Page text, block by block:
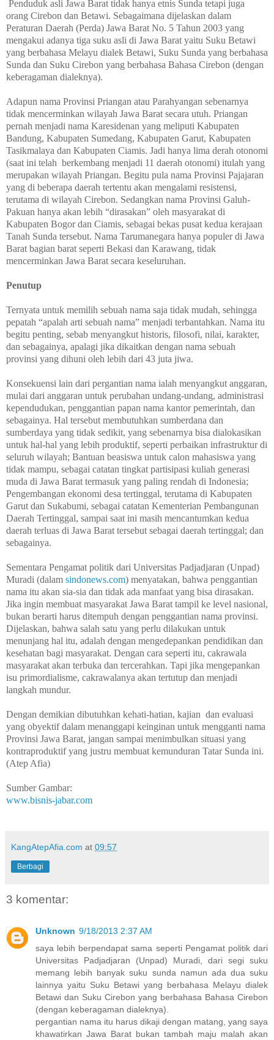
Penduduk asli Jawa Barat tidak hanya etnis Sunda tetapi juga
orang Cirebon dan Betawi. Sebagaimana dijelaskan dalam
Peraturan Daerah (Perda) Jawa Barat No. 5 Tahun 2003 yang
mengakui adanya tiga suku asli di Jawa Barat yaitu Suku Betawi
yang berbahasa Melayu dialek Betawi, Suku Sunda yang berbahasa
Sunda dan Suku Cirebon yang berbahasa Bahasa Cirebon (dengan
keberagaman dialeknya).
Adapun nama Provinsi Priangan atau Parahyangan sebenarnya
tidak mencerminkan wilayah Jawa Barat secara utuh. Priangan
pernah menjadi nama Karesidenan yang meliputi Kabupaten
Bandung, Kabupaten Sumedang, Kabupaten Garut, Kabupaten
Tasikmalaya dan Kabupaten Ciamis. Jadi hanya lima derah otonomi
(saat ini telah berkembang menjadi 11 daerah otonomi) itulah yang
merupakan wilayah Priangan. Begitu pula nama Provinsi Pajajaran
yang di beberapa daerah tertentu akan mengalami resistensi,
terutama di wilayah Cirebon. Sedangkan nama Provinsi Galuh-
Pakuan hanya akan lebih “dirasakan” oleh masyarakat di
Kabupaten Bogor dan Ciamis, sebagai bekas pusat kedua kerajaan
Tanah Sunda tersebut. Nama Tarumanegara hanya populer di Jawa
Barat bagian barat seperti Bekasi dan Karawang, tidak
mencerminkan Jawa Barat secara keseluruhan.
Penutup
Ternyata untuk memilih sebuah nama saja tidak mudah, sehingga
pepatah “apalah arti sebuah nama” menjadi terbantahkan. Nama itu
begitu penting, sebab menyangkut historis, filosofi, nilai, karakter,
dan sebagainya, apalagi jika dikaitkan dengan nama sebuah
provinsi yang dihuni oleh lebih dari 43 juta jiwa.
Konsekuensi lain dari pergantian nama ialah menyangkut anggaran,
mulai dari anggaran untuk perubahan undang-undang, administrasi
kependudukan, penggantian papan nama kantor pemerintah, dan
sebagainya. Hal tersebut membutuhkan sumberdana dan
sumberdaya yang tidak sedikit, yang sebenarnya bisa dialokasikan
untuk hal-hal yang lebih produktif, seperti perbaikan infrastruktur di
seluruh wilayah; Bantuan beasiswa untuk calon mahasiswa yang
tidak mampu, sebagai catatan tingkat partisipasi kuliah generasi
muda di Jawa Barat termasuk yang paling rendah di Indonesia;
Pengembangan ekonomi desa tertinggal, terutama di Kabupaten
Garut dan Sukabumi, sebagai catatan Kementerian Pembangunan
Daerah Tertinggal, sampai saat ini masih mencantumkan kedua
daerah terluas di Jawa Barat tersebut sebagai daerah tertinggal; dan
sebagainya.
Sementara Pengamat politik dari Universitas Padjadjaran (Unpad)
Muradi (dalam sindonews.com) menyatakan, bahwa penggantian
nama itu akan sia-sia dan tidak ada manfaat yang bisa dirasakan.
Jika ingin membuat masyarakat Jawa Barat tampil ke level nasional,
bukan berarti harus ditempuh dengan penggantian nama provinsi.
Dijelaskan, bahwa salah satu yang perlu dilakukan untuk
menunjang hal itu, adalah dengan mengedepankan pendidikan dan
kesehatan bagi masyarakat. Dengan cara seperti itu, cakrawala
masyarakat akan terbuka dan tercerahkan. Tapi jika mengepankan
isu primordialisme, cakrawalanya akan tertutup dan menjadi
langkah mundur.
Dengan demikian dibutuhkan kehati-hatian, kajian dan evaluasi
yang obyektif dalam menanggapi keinginan untuk mengganti nama
Provinsi Jawa Barat, jangan sampai menimbulkan situasi yang
kontraproduktif yang justru membuat kemunduran Tatar Sunda ini.
(Atep Afia)
Sumber Gambar:
www.bisnis-jabar.com
KangAtepAfia.com at 09:57
Berbagi
3 komentar:
Unknown 9/18/2013 2:37 AM
saya lebih berpendapat sama seperti Pengamat politik dari
Universitas Padjadjaran (Unpad) Muradi, dari segi suku
memang lebih banyak suku sunda namun ada dua suku
lainnya yaitu Suku Betawi yang berbahasa Melayu dialek
Betawi dan Suku Cirebon yang berbahasa Bahasa Cirebon
(dengan keberagaman dialeknya).
pergantian nama itu harus dikaji dengan matang, yang saya
khawatirkan Jawa Barat bukan tambah maju malah akan